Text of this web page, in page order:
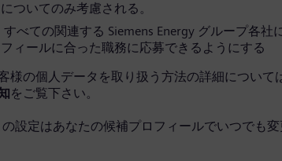
についてのみ考慮される。
すべての関連する Siemens Energy グループ各社
フィールに合った職務に応募できるようにする
様の個人データを取り扱う方法の詳細について
をご覧下さい。
設定はあなたの候補プロフィールでいつでも